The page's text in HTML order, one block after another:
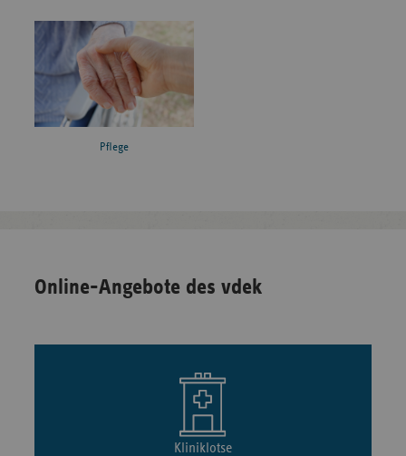
Pflege
Online-Angebote des vdek
Kliniklotse